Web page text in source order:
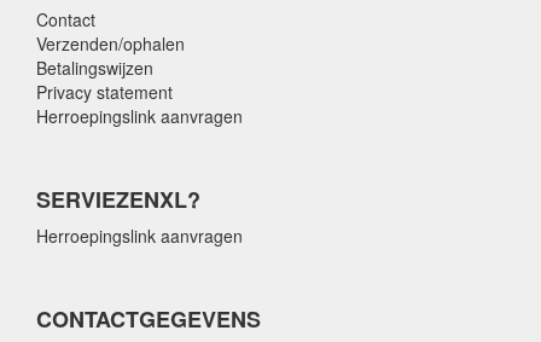
Contact
Verzenden/ophalen
Betalingswijzen
Privacy statement
Herroepingslink aanvragen
SERVIEZENXL?
Herroepingslink aanvragen
CONTACTGEGEVENS